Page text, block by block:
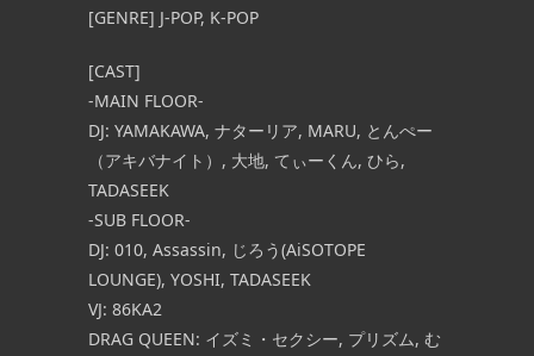
[GENRE] J-POP, K-POP
[CAST]
-MAIN FLOOR-
DJ: YAMAKAWA, ナターリア, MARU, とんぺー
（アキバナイト）, 大地, てぃーくん, ひら,
TADASEEK
-SUB FLOOR-
DJ: 010, Assassin, じろう(AiSOTOPE
LOUNGE), YOSHI, TADASEEK
VJ: 86KA2
DRAG QUEEN: イズミ・セクシー, プリズム, む